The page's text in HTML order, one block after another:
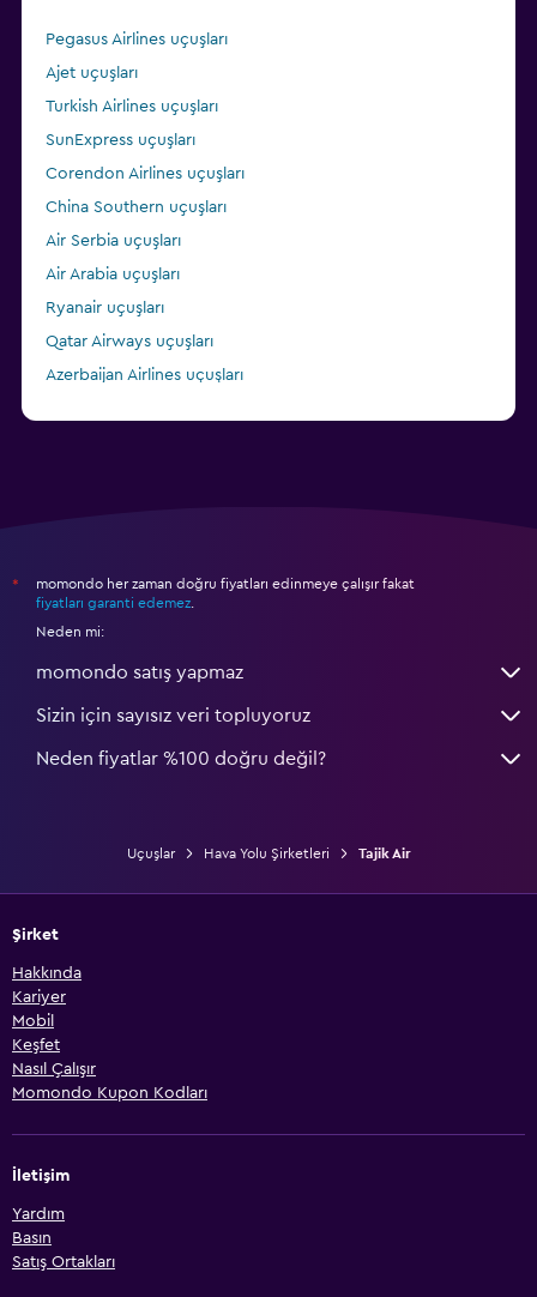
Pegasus Airlines uçuşları
Ajet uçuşları
Turkish Airlines uçuşları
SunExpress uçuşları
Corendon Airlines uçuşları
China Southern uçuşları
Air Serbia uçuşları
Air Arabia uçuşları
Ryanair uçuşları
Qatar Airways uçuşları
Azerbaijan Airlines uçuşları
*
momondo her zaman doğru fiyatları edinmeye çalışır fakat
fiyatları garanti edemez
Neden mi:
momondo satış yapmaz
Sizin için sayısız veri topluyoruz
Neden fiyatlar %100 doğru değil?
Uçuşlar Hava Yolu Şirketleri Tajik Air
Şirket
Hakkında
Kariyer
Mobil
Keşfet
Nasıl Çalışır
Momondo Kupon Kodları
İletişim
Yardım
Basın
Satış Ortakları